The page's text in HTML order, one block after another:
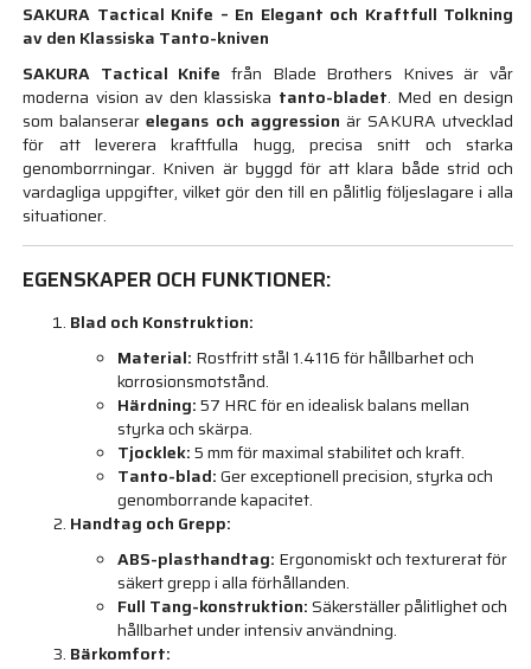
SAKURA Tactical Knife – En Elegant och Kraftfull Tolkning
av den Klassiska Tanto-kniven
SAKURA Tactical Knife från Blade Brothers Knives är vår
moderna vision av den klassiska tanto-bladet. Med en design
som balanserarelegans och aggression är SAKURA utvecklad
för att leverera kraftfulla hugg, precisa snitt och starka
genomborrningar. Kniven är byggd för att klara både strid och
vardagliga uppgifter, vilket gör den till en pålitlig följeslagare i alla
situationer.
EGENSKAPER OCH FUNKTIONER:
Blad och Konstruktion:
Material: Rostfritt stål 1.4116 för hållbarhet och
korrosionsmotstånd.
Härdning:57 HRC för en idealisk balans mellan
styrka och skärpa.
Tjocklek:5 mm för maximal stabilitet och kraft.
Tanto-blad:Ger exceptionell precision, styrka och
genomborrande kapacitet.
Handtag och Grepp:
ABS-plasthandtag: Ergonomiskt och texturerat för
säkert grepp i alla förhållanden.
Full Tang-konstruktion:Säkerställer pålitlighet och
hållbarhet under intensiv användning.
Bärkomfort: